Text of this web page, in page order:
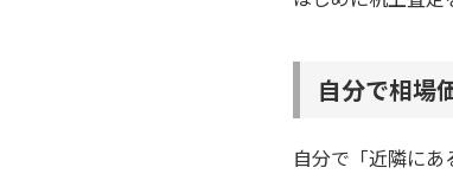
自分で相場
自分で「近隣にあ